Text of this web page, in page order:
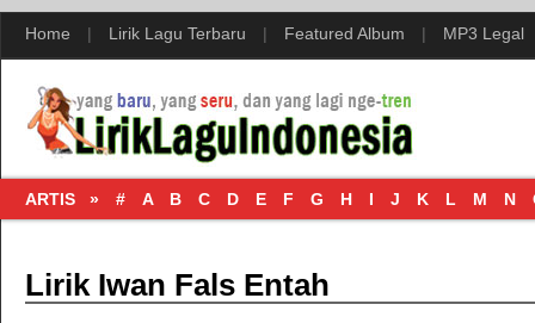
Home | Lirik Lagu Terbaru | Featured Album | MP3 Legal
ARTIS » # A B C D E F G H I J K L M N
Lirik Iwan Fals Entah